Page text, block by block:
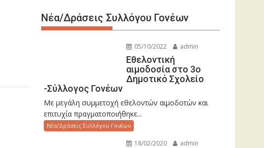
Νέα/Δράσεις Συλλόγου Γονέων
05/10/2022 admin
Εθελοντική
αιμοδοσία στο 3ο
Δημοτικό Σχολείο
-Σύλλογος Γονέων
Με μεγάλη συμμετοχή εθελοντών αιμοδοτών και
επιτυχία πραγματοποιήθηκε...
Νέα/Δράσεις Συλλόγου Γονέων
18/02/2020 admin